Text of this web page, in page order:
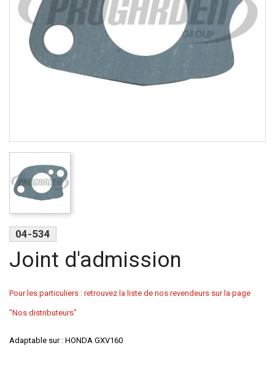
04-534
Joint d'admission
Pour les particuliers : retrouvez la liste de nos revendeurs sur la page
"Nos distributeurs"
Adaptable sur : HONDA GXV160